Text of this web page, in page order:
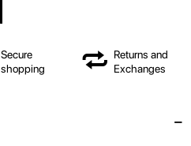
Secure
shopping
Returns and
Exchanges